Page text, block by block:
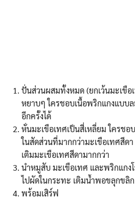
ปั่นส่วนผสมทั้งหมด (ยกเว้นมะเขื
หยาบๆ ใครชอบเนื้อพริกแกงแบบ
อีกครั้งได้
หั่นมะเขือเทศเป็นสี่เหลี่ยม ใครชอ
ในสัดส่วนที่มากกว่ามะเขือเทศสีด
เติมมะเขือเทศสีดามากกว่า
นำหมูสับ มะเขือเทศ และพริกแกง
ไปผัดในกระทะ เติมน้ำพอขลุกขลิก
พร้อมเสิร์ฟ